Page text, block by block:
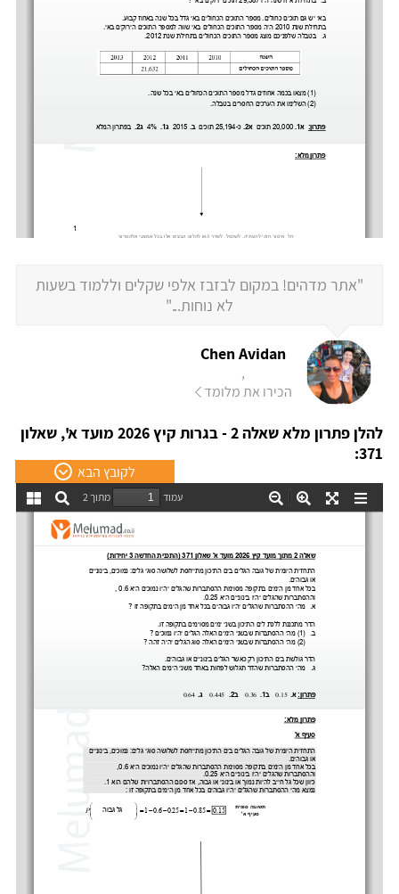
"אתר מדהים! במקום לבזבז אלפי שקלים וללמוד בשעות
לא נוחות..."
Chen Avidan
,
הכירו את מלומד
להלן פתרון מלא שאלה 2 - בגרות קיץ 2026 מועד א', שאלון
371:
לקובץ הבא